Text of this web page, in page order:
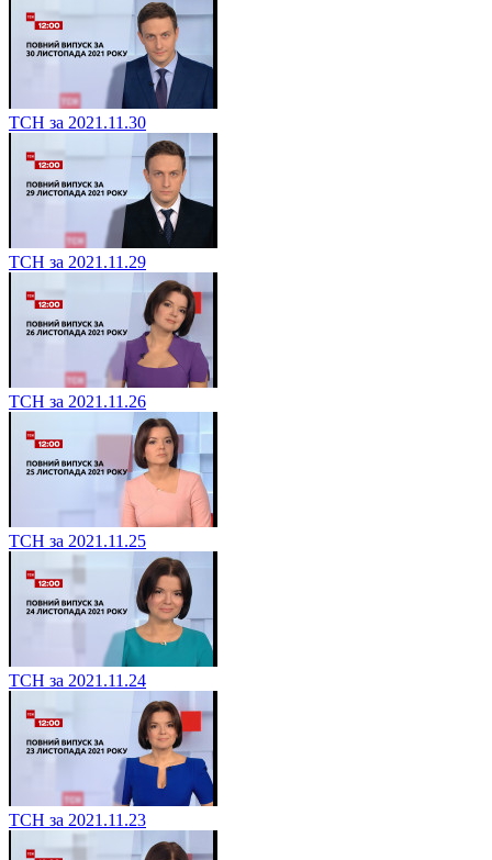
ТСН за 2021.11.30
ТСН за 2021.11.29
ТСН за 2021.11.26
ТСН за 2021.11.25
ТСН за 2021.11.24
ТСН за 2021.11.23